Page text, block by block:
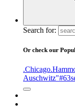
Search for:
Or check our
.Chicago
Auschwitz"